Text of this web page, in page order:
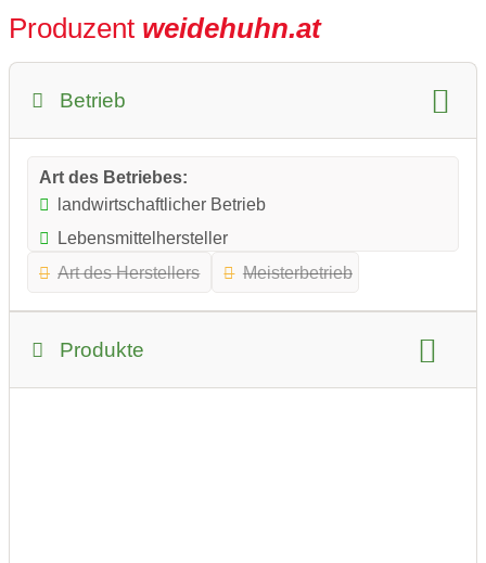
Produzent weidehuhn.at
Betrieb
Art des Betriebes:
landwirtschaftlicher Betrieb
Lebensmittelhersteller
Art des Herstellers
Meisterbetrieb
Produkte